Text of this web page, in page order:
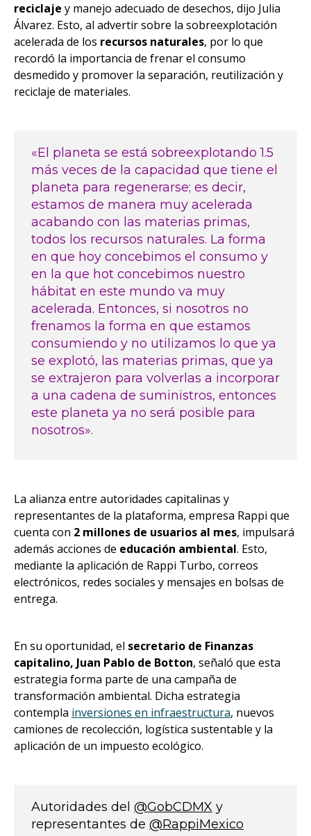
reciclaje y manejo adecuado de desechos, dijo Julia
Álvarez. Esto, al advertir sobre la sobreexplotación
acelerada de los recursos naturales, por lo que
recordó la importancia de frenar el consumo
desmedido y promover la separación, reutilización y
reciclaje de materiales.
«El planeta se está sobreexplotando 1.5
más veces de la capacidad que tiene el
planeta para regenerarse; es decir,
estamos de manera muy acelerada
acabando con las materias primas,
todos los recursos naturales. La forma
en que hoy concebimos el consumo y
en la que hot concebimos nuestro
hábitat en este mundo va muy
acelerada. Entonces, si nosotros no
frenamos la forma en que estamos
consumiendo y no utilizamos lo que ya
se explotó, las materias primas, que ya
se extrajeron para volverlas a incorporar
a una cadena de suministros, entonces
este planeta ya no será posible para
nosotros».
La alianza entre autoridades capitalinas y
representantes de la plataforma, empresa Rappi que
cuenta con 2 millones de usuarios al mes, impulsará
además acciones de educación ambiental. Esto,
mediante la aplicación de Rappi Turbo, correos
electrónicos, redes sociales y mensajes en bolsas de
entrega.
En su oportunidad, el secretario de Finanzas
capitalino, Juan Pablo de Botton, señaló que esta
estrategia forma parte de una campaña de
transformación ambiental. Dicha estrategia
contempla inversiones en infraestructura, nuevos
camiones de recolección, logística sustentable y la
aplicación de un impuesto ecológico.
Autoridades del @GobCDMX y
representantes de @RappiMexico